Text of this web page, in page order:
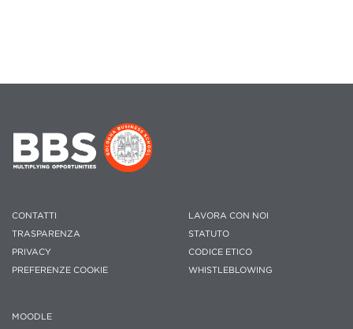
CONTATTI
TRASPARENZA
PRIVACY
PREFERENZE COOKIE
LAVORA CON NOI
STATUTO
CODICE ETICO
WHISTLEBLOWING
MOODLE